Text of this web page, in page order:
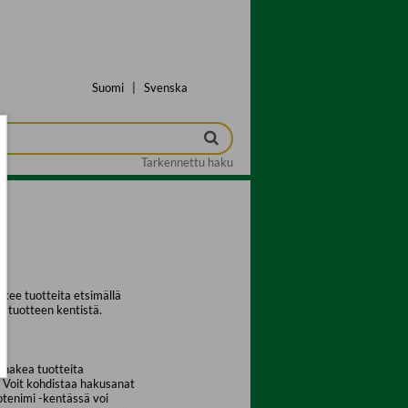
Suomi Svenska
Tarkennettu haku
tuotteita etsimällä
tuotteen kentistä.
hakea tuotteita
kohdistaa hakusanat
-kentässä voi